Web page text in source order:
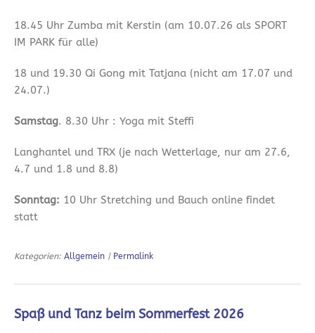
18.45 Uhr Zumba mit Kerstin (am 10.07.26 als SPORT
IM PARK für alle)
18 und 19.30 Qi Gong mit Tatjana (nicht am 17.07 und
24.07.)
Samstag. 8.30 Uhr : Yoga mit Steffi
Langhantel und TRX (je nach Wetterlage, nur am 27.6,
4.7 und 1.8 und 8.8)
Sonntag: 10 Uhr Stretching und Bauch online findet
statt
Kategorien: Allgemein | Permalink
Spaß und Tanz beim Sommerfest 2026